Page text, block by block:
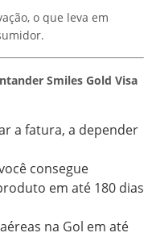
o que leva em
Smiles Gold Visa
a fatura, a depender
consegue
em até 180 dias
na Gol em até